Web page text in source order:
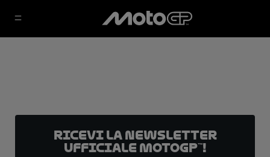
Ricevi la newsletter
ufficiale MotoGP™!